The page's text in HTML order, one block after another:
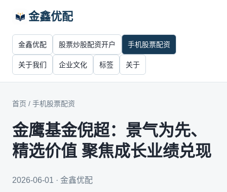
金鑫优配
金鑫优配 股票炒股配资开户 手机股票配资
关于我们 企业文化 标签 关于
首页 / 手机股票配资
金鹰基金倪超：景气为先、
精选价值 聚焦成长业绩兑现
2026-06-01 · 金鑫优配